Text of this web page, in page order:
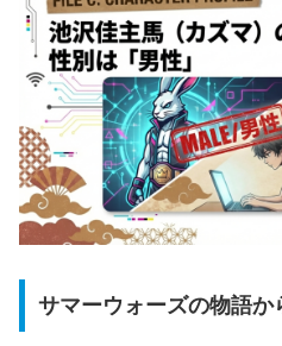
サマーウォーズの物語